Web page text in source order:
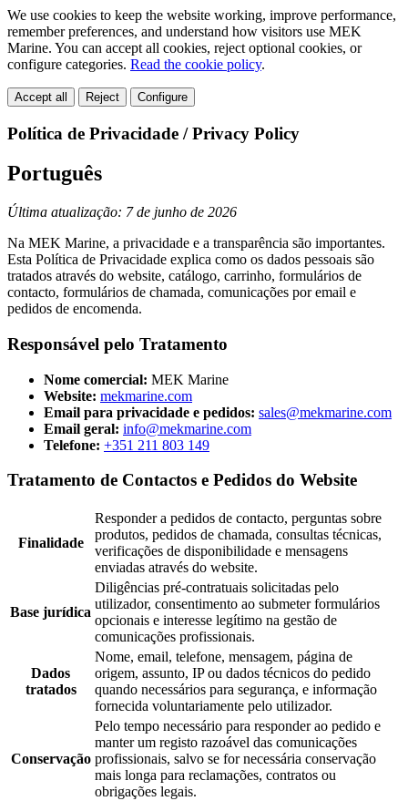
We use cookies to keep the website working, improve performance,
remember preferences, and understand how visitors use MEK
Marine. You can accept all cookies, reject optional cookies, or
configure categories. Read the cookie policy.
Accept all Reject Configure
Política de Privacidade / Privacy Policy
Português
Última atualização: 7 de junho de 2026
Na MEK Marine, a privacidade e a transparência são importantes.
Esta Política de Privacidade explica como os dados pessoais são
tratados através do website, catálogo, carrinho, formulários de
contacto, formulários de chamada, comunicações por email e
pedidos de encomenda.
Responsável pelo Tratamento
Nome comercial: MEK Marine
Website: mekmarine.com
Email para privacidade e pedidos: sales@mekmarine.com
Email geral: info@mekmarine.com
Telefone: +351 211 803 149
Tratamento de Contactos e Pedidos do Website
Finalidade
Responder a pedidos de contacto, perguntas sobre
produtos, pedidos de chamada, consultas técnicas,
verificações de disponibilidade e mensagens
enviadas através do website.
Base jurídica
Diligências pré-contratuais solicitadas pelo
utilizador, consentimento ao submeter formulários
opcionais e interesse legítimo na gestão de
comunicações profissionais.
Dados
tratados
Nome, email, telefone, mensagem, página de
origem, assunto, IP ou dados técnicos do pedido
quando necessários para segurança, e informação
fornecida voluntariamente pelo utilizador.
Conservação
Pelo tempo necessário para responder ao pedido e
manter um registo razoável das comunicações
profissionais, salvo se for necessária conservação
mais longa para reclamações, contratos ou
obrigações legais.